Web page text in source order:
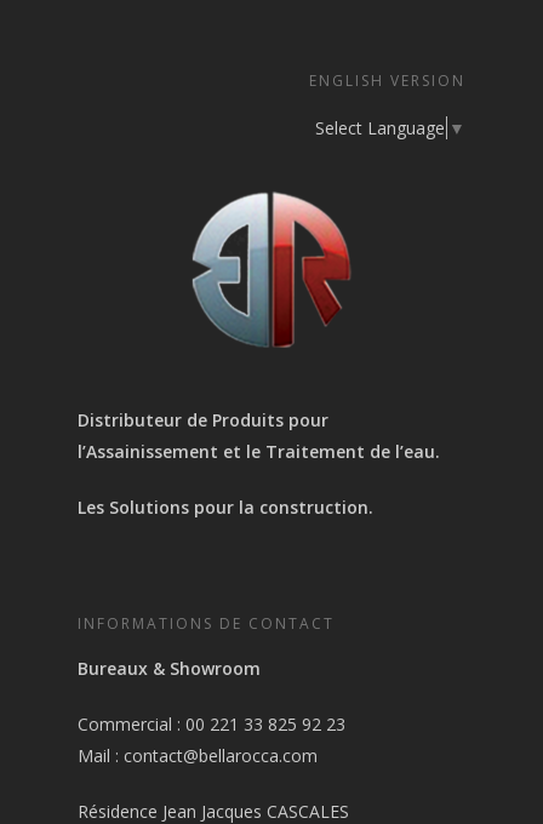
ENGLISH VERSION
Select Language ▼
Distributeur de Produits pour
l’Assainissement et le Traitement de l’eau.
Les Solutions pour la construction.
INFORMATIONS DE CONTACT
Bureaux & Showroom
Commercial : 00 221 33 825 92 23
Mail : contact@bellarocca.com
Résidence Jean Jacques CASCALES